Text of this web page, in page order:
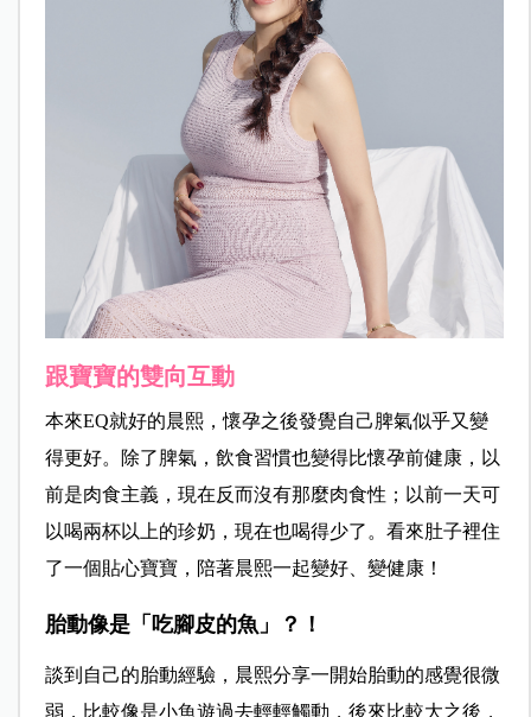
跟寶寶的雙向互動
本來EQ就好的晨熙，懷孕之後發覺自己脾氣似乎又變
得更好。除了脾氣，飲食習慣也變得比懷孕前健康，以
前是肉食主義，現在反而沒有那麼肉食性；以前一天可
以喝兩杯以上的珍奶，現在也喝得少了。看來肚子裡住
了一個貼心寶寶，陪著晨熙一起變好、變健康！
胎動像是「吃腳皮的魚」？！
談到自己的胎動經驗，晨熙分享一開始胎動的感覺很微
弱，比較像是小魚遊過去輕輕觸動，後來比較大之後，